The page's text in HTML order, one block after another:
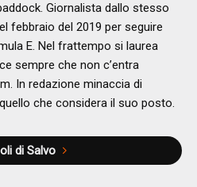
Giornalista dallo stesso
febbraio del 2019 per seguire
E. Nel frattempo si laurea
sempre che non c’entra
In redazione minaccia di
che considera il suo posto.
di Salvo